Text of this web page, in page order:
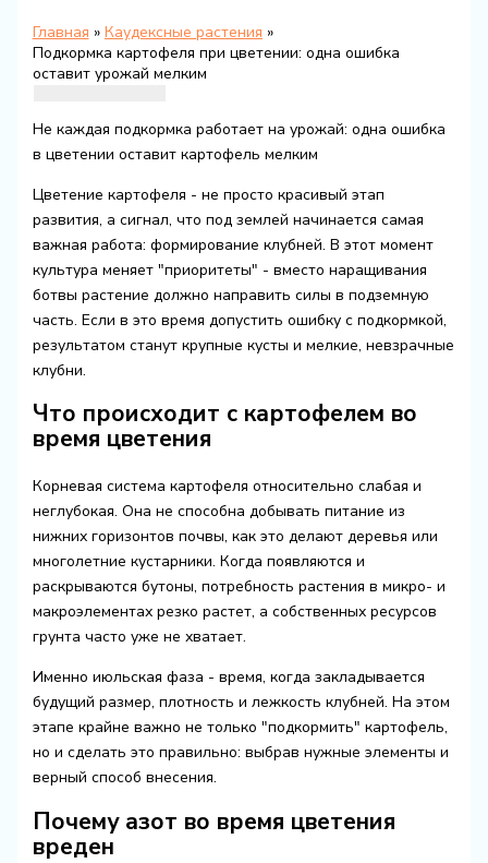
Главная
Каудексные растения
Подкормка картофеля при цветении: одна ошибка
оставит урожай мелким
Не каждая подкормка работает на урожай: одна ошибка
в цветении оставит картофель мелким
Цветение картофеля - не просто красивый этап
развития, а сигнал, что под землей начинается самая
важная работа: формирование клубней. В этот момент
культура меняет "приоритеты" - вместо наращивания
ботвы растение должно направить силы в подземную
часть. Если в это время допустить ошибку с подкормкой,
результатом станут крупные кусты и мелкие, невзрачные
клубни.
Что происходит с картофелем во
время цветения
Корневая система картофеля относительно слабая и
неглубокая. Она не способна добывать питание из
нижних горизонтов почвы, как это делают деревья или
многолетние кустарники. Когда появляются и
раскрываются бутоны, потребность растения в микро- и
макроэлементах резко растет, а собственных ресурсов
грунта часто уже не хватает.
Именно июльская фаза - время, когда закладывается
будущий размер, плотность и лежкость клубней. На этом
этапе крайне важно не только "подкормить" картофель,
но и сделать это правильно: выбрав нужные элементы и
верный способ внесения.
Почему азот во время цветения
вреден